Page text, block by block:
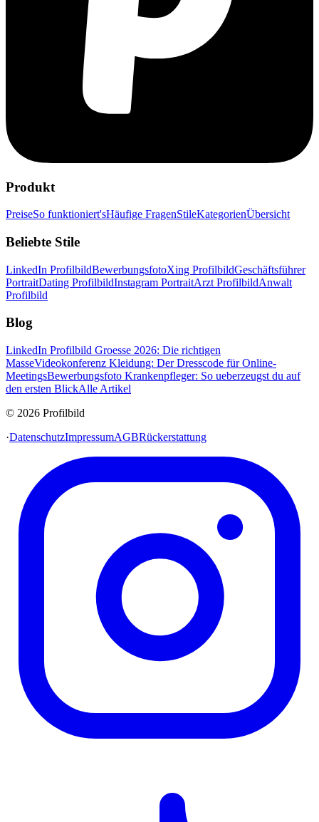
Produkt
PreiseSo funktioniert'sHäufige FragenStileKategorienÜbersicht
Beliebte Stile
LinkedIn ProfilbildBewerbungsfotoXing ProfilbildGeschäftsführer
PortraitDating ProfilbildInstagram PortraitArzt ProfilbildAnwalt
Profilbild
Blog
LinkedIn Profilbild Groesse 2026: Die richtigen
MasseVideokonferenz Kleidung: Der Dresscode für Online-
MeetingsBewerbungsfoto Krankenpfleger: So ueberzeugst du auf
den ersten BlickAlle Artikel
© 2026 Profilbild
·DatenschutzImpressumAGBRückerstattung